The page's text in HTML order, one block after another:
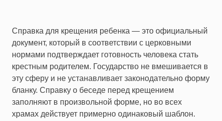
Справка для крещения ребенка — это официальный
документ, который в соответствии с церковными
нормами подтверждает готовность человека стать
крестным родителем. Государство не вмешивается в
эту сферу и не устанавливает законодательно форму
бланку. Справку о беседе перед крещением
заполняют в произвольной форме, но во всех
храмах действует примерно одинаковый шаблон.